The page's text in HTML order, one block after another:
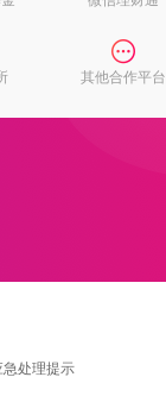
其他合作平台
急处理提示